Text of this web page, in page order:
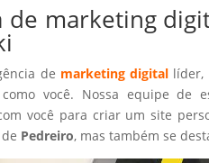
de marketing
de marketing digitallíder,
como você. Nossa equipe de
você para criar um site
Pedreiro, mas também se